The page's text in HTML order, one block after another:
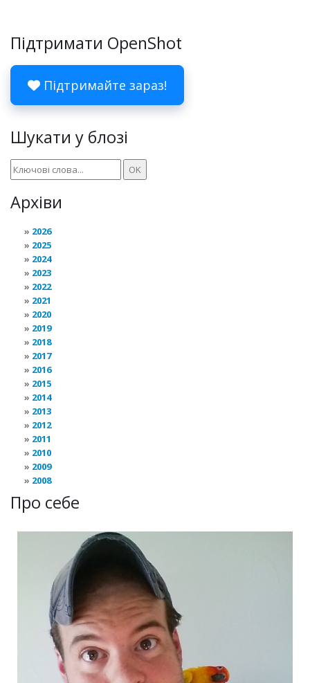
Підтримати OpenShot
Підтримайте зараз!
Шукати у блозі
Архіви
2026
2025
2024
2023
2022
2021
2020
2019
2018
2017
2016
2015
2014
2013
2012
2011
2010
2009
2008
Про себе